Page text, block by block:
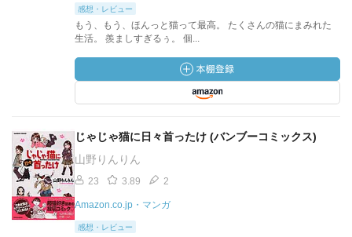
感想・レビュー
もう、もう、ほんっと猫って最高。 たくさんの猫にまみれた
生活。 羨ましすぎるぅ。 個...
じゃじゃ猫に日々首ったけ (バンブーコミックス)
山野りんりん
23 3.89 2
Amazon.co.jp・マンガ
感想・レビュー